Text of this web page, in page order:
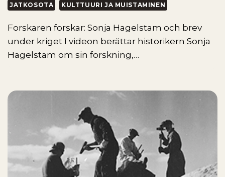
JATKOSOTA KULTTUURI JA MUISTAMINEN
Forskaren forskar: Sonja Hagelstam och brev
under kriget I videon berättar historikern Sonja
Hagelstam om sin forskning,…